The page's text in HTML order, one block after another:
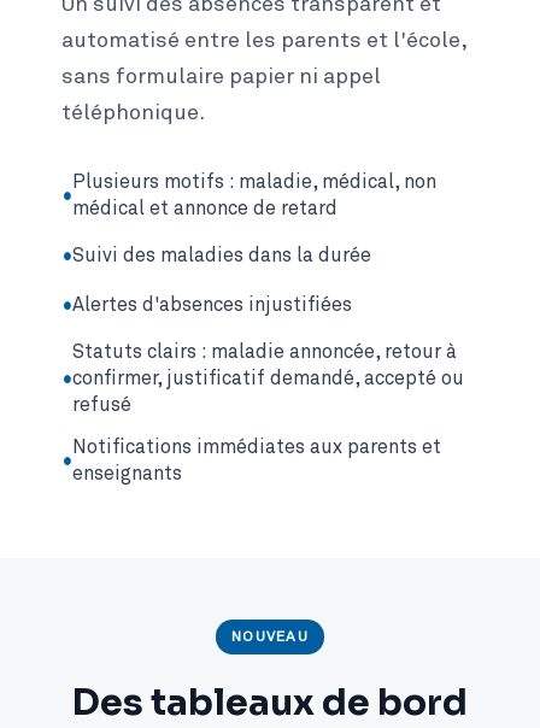
Un suivi des absences transparent et
automatisé entre les parents et l'école,
sans formulaire papier ni appel
téléphonique.
Plusieurs motifs : maladie, médical, non
médical et annonce de retard
Suivi des maladies dans la durée
Alertes d'absences injustifiées
Statuts clairs : maladie annoncée, retour à
confirmer, justificatif demandé, accepté ou
refusé
Notifications immédiates aux parents et
enseignants
NOUVEAU
Des tableaux de bord